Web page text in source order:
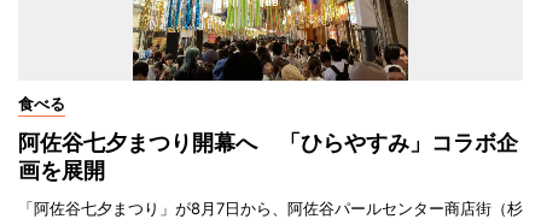
食べる
阿佐谷七夕まつり開幕へ 「ひらやすみ」コラボ企
画を展開
「阿佐谷七夕まつり」が8月7日から、阿佐谷パールセンター商店街（杉